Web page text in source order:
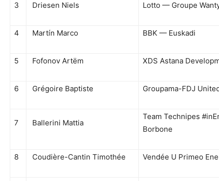
3 Driesen Niels Lotto — Groupe
4 Martín Marco BBK — Euskadi
5 Fofonov Artëm XDS Astana
6 Grégoire Baptiste Groupama-FDJ
7 Ballerini Mattia
Team Technipes
Borbone
8 Coudière-Cantin Timothée Vendée U Primeo